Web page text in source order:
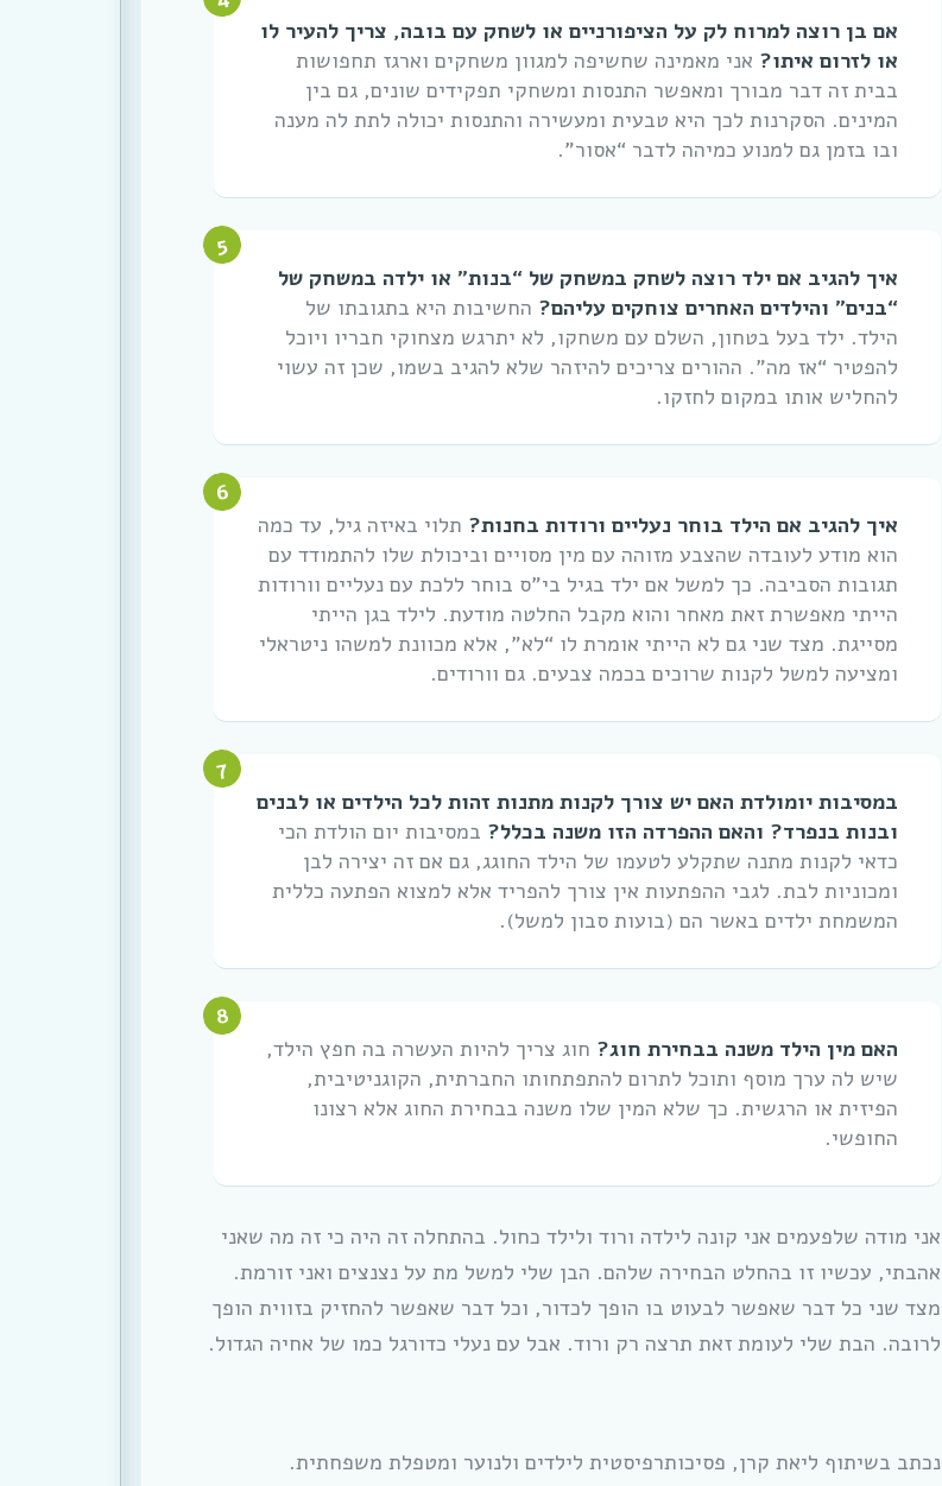
אם בן רוצה למרוח לק על הציפורניים או לשחק עם בובה, צריך להעיר לו
או לזרום איתו? אני מאמינה שחשיפה למגוון משחקים וארגז תחפושות
בבית זה דבר מבורך ומאפשר התנסות ומשחקי תפקידים שונים, גם בין
המינים. הסקרנות לכך היא טבעית ומעשירה והתנסות יכולה לתת לה מענה
ובו בזמן גם למנוע כמיהה לדבר “אסור”.
איך להגיב אם ילד רוצה לשחק במשחק של “בנות” או ילדה במשחק של
“בנים” והילדים האחרים צוחקים עליהם? החשיבות היא בתגובתו של
הילד. ילד בעל בטחון, השלם עם משחקו, לא יתרגש מצחוקי חבריו ויוכל
להפטיר “אז מה”. ההורים צריכים להיזהר שלא להגיב בשמו, שכן זה עשוי
להחליש אותו במקום לחזקו.
איך להגיב אם הילד בוחר נעליים ורודות בחנות? תלוי באיזה גיל, עד כמה
הוא מודע לעובדה שהצבע מזוהה עם מין מסויים וביכולת שלו להתמודד עם
תגובות הסביבה. כך למשל אם ילד בגיל בי”ס בוחר ללכת עם נעליים וורודות
הייתי מאפשרת זאת מאחר והוא מקבל החלטה מודעת. לילד בגן הייתי
מסייגת. מצד שני גם לא הייתי אומרת לו “לא”, אלא מכוונת למשהו ניטראלי
ומציעה למשל לקנות שרוכים בכמה צבעים. גם וורודים.
במסיבות יומולדת האם יש צורך לקנות מתנות זהות לכל הילדים או לבנים
ובנות בנפרד? והאם ההפרדה הזו משנה בכלל? במסיבות יום הולדת הכי
כדאי לקנות מתנה שתקלע לטעמו של הילד החוגג, גם אם זה יצירה לבן
ומכוניות לבת. לגבי ההפתעות אין צורך להפריד אלא למצוא הפתעה כללית
המשמחת ילדים באשר הם (בועות סבון למשל).
האם מין הילד משנה בבחירת חוג? חוג צריך להיות העשרה בה חפץ הילד,
שיש לה ערך מוסף ותוכל לתרום להתפתחותו החברתית, הקוגניטיבית,
הפיזית או הרגשית. כך שלא המין שלו משנה בבחירת החוג אלא רצונו
החופשי.
אני מודה שלפעמים אני קונה לילדה ורוד ולילד כחול. בהתחלה זה היה כי זה מה שאני
אהבתי, עכשיו זו בהחלט הבחירה שלהם. הבן שלי למשל מת על נצנצים ואני זורמת.
מצד שני כל דבר שאפשר לבעוט בו הופך לכדור, וכל דבר שאפשר להחזיק בזווית הופך
לרובה. הבת שלי לעומת זאת תרצה רק ורוד. אבל עם נעלי כדורגל כמו של אחיה הגדול.
נכתב בשיתוף ליאת קרן, פסיכותרפיסטית לילדים ולנוער ומטפלת משפחתית.